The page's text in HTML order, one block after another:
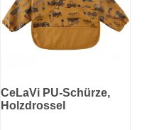
CeLaVi PU-Schürze,
Holzdrossel